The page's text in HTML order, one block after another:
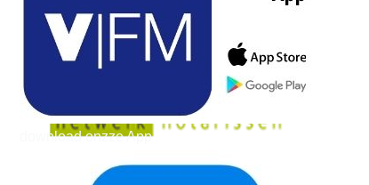
download onzze App